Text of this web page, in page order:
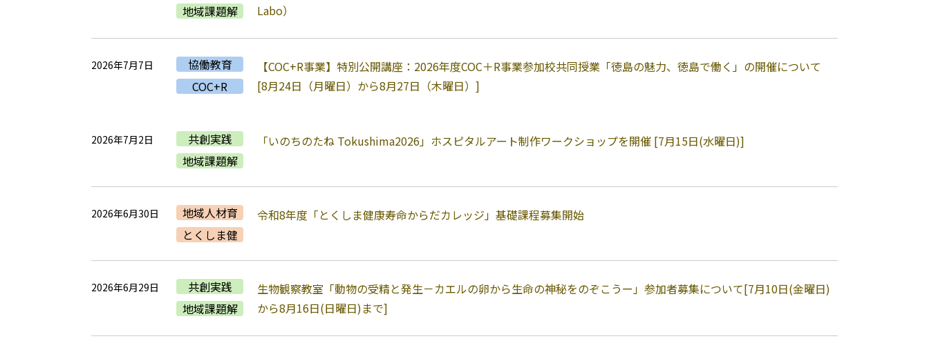
地域課題解
Labo）
2026年7月7日
協働教育
COC+R
【COC+R事業】特別公開講座：2026年度COC＋R事業参加校共同授業「徳島の魅力、徳島で働く」の開催について
[8月24日（月曜日）から8月27日（木曜日）]
2026年7月2日
共創実践
地域課題解
「いのちのたね Tokushima2026」ホスピタルアート制作ワークショップを開催 [7月15日(水曜日)]
2026年6月30日
地域人材育
とくしま健
令和8年度「とくしま健康寿命からだカレッジ」基礎課程募集開始
2026年6月29日
共創実践
地域課題解
生物観察教室「動物の受精と発生－カエルの卵から生命の神秘をのぞこうー」参加者募集について[7月10日(金曜日)
から8月16日(日曜日)まで]